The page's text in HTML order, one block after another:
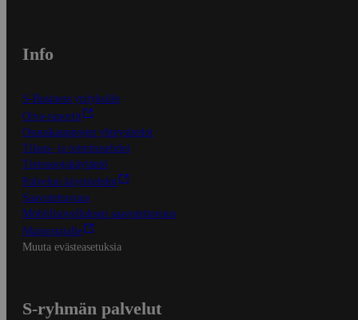
Info
S-Business yrityksille
Oiva-raportit
Osuuskauppojen yhteystiedot
Tilaus- ja toimitusehdot
Tietosuojakäytäntö
Palvelun käyttöehdot
Saavutettavuus
Mobiilisovelluksen saavutettavuus
Mainostajalle
Muuta evästeasetuksia
S-ryhmän palvelut